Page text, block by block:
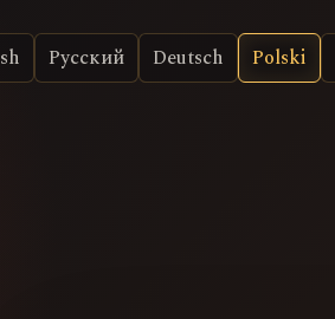
Русский Deutsch Polski